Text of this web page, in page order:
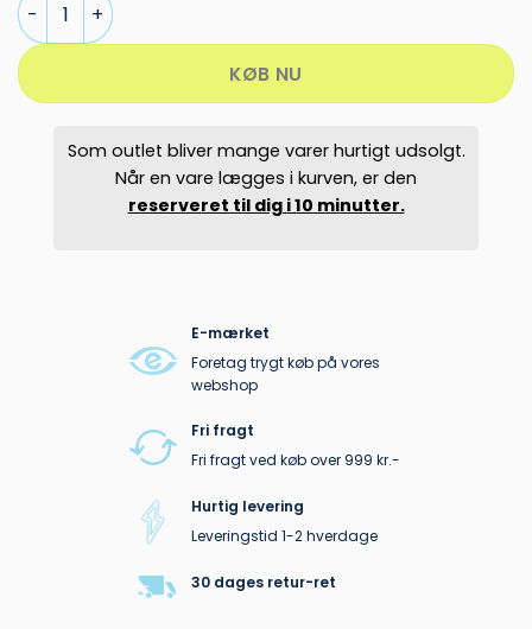
KØB NU
Som outlet bliver mange varer hurtigt udsolgt.
Når en vare lægges i kurven, er den
reserveret til dig i 10 minutter.
E-mærket
Foretag trygt køb på vores
webshop
Fri fragt
Fri fragt ved køb over 999 kr.-
Hurtig levering
Leveringstid 1-2 hverdage
30 dages retur-ret